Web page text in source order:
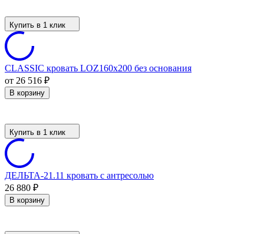
Купить в 1 клик
CLASSIC кровать LOZ160х200 без основания
от 26 516 ₽
В корзину
Купить в 1 клик
ДЕЛЬТА-21.11 кровать с антресолью
26 880 ₽
В корзину